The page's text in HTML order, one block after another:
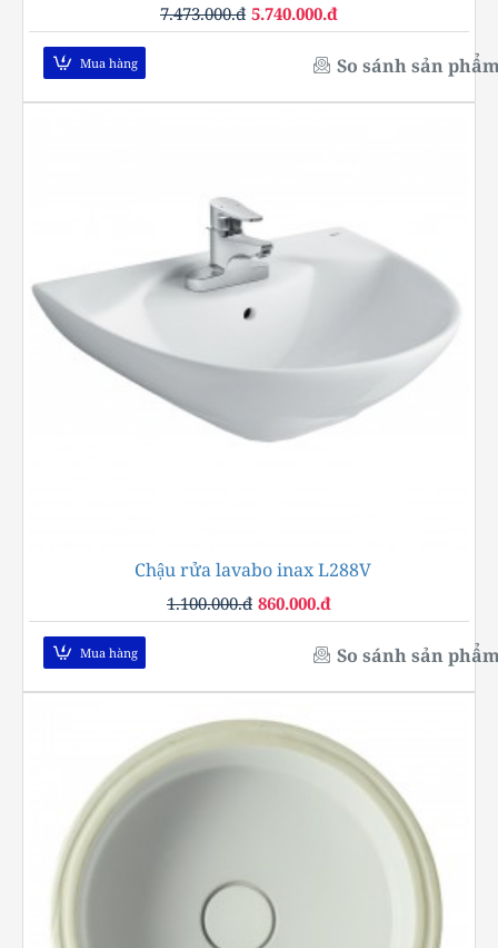
5.740.000.đ
7.473.000.đ
Mua hàng So sánh sản
Chậu rửa lavabo inax L288V
860.000.đ
1.100.000.đ
Mua hàng So sánh sản